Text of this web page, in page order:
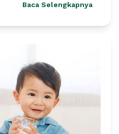
Baca Selengkapnya